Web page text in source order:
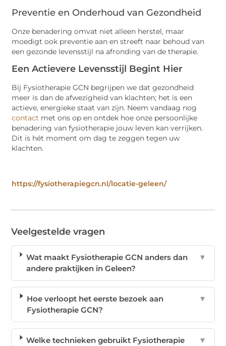
Preventie en Onderhoud van Gezondheid
Onze benadering omvat niet alleen herstel, maar
moedigt ook preventie aan en streeft naar behoud van
een gezonde levensstijl na afronding van de therapie.
Een Actievere Levensstijl Begint Hier
Bij Fysiotherapie GCN begrijpen we dat gezondheid
meer is dan de afwezigheid van klachten; het is een
actieve, energieke staat van zijn. Neem vandaag nog
contact met ons op en ontdek hoe onze persoonlijke
benadering van fysiotherapie jouw leven kan verrijken.
Dit is hét moment om dag te zeggen tegen uw
klachten.
https://fysiotherapiegcn.nl/locatie-geleen/
Veelgestelde vragen
Wat maakt Fysiotherapie GCN anders dan
andere praktijken in Geleen?
▼
Hoe verloopt het eerste bezoek aan
Fysiotherapie GCN?
▼
Welke technieken gebruikt Fysiotherapie
▼